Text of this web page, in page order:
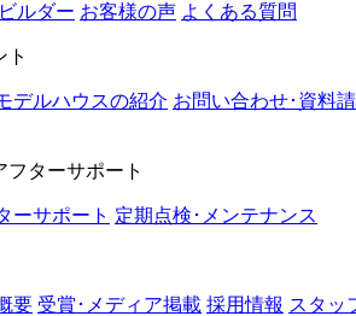
ルダー お客様の声 よくある質問
ト
デルハウスの紹介 お問い合わせ･資料請
ターサポート
ーサポート 定期点検･メンテナンス
要 受賞･メディア掲載 採用情報 スタッ